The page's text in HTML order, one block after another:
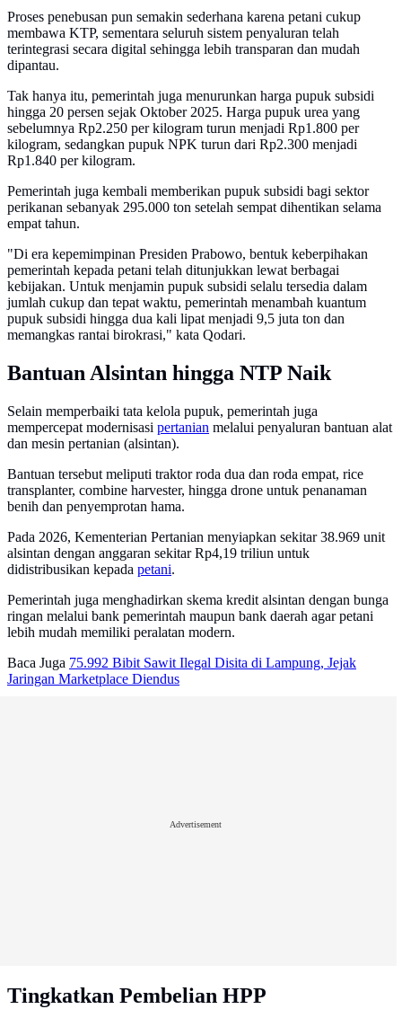
Proses penebusan pun semakin sederhana karena petani cukup
membawa KTP, sementara seluruh sistem penyaluran telah
terintegrasi secara digital sehingga lebih transparan dan mudah
dipantau.
Tak hanya itu, pemerintah juga menurunkan harga pupuk subsidi
hingga 20 persen sejak Oktober 2025. Harga pupuk urea yang
sebelumnya Rp2.250 per kilogram turun menjadi Rp1.800 per
kilogram, sedangkan pupuk NPK turun dari Rp2.300 menjadi
Rp1.840 per kilogram.
Pemerintah juga kembali memberikan pupuk subsidi bagi sektor
perikanan sebanyak 295.000 ton setelah sempat dihentikan selama
empat tahun.
"Di era kepemimpinan Presiden Prabowo, bentuk keberpihakan
pemerintah kepada petani telah ditunjukkan lewat berbagai
kebijakan. Untuk menjamin pupuk subsidi selalu tersedia dalam
jumlah cukup dan tepat waktu, pemerintah menambah kuantum
pupuk subsidi hingga dua kali lipat menjadi 9,5 juta ton dan
memangkas rantai birokrasi," kata Qodari.
Bantuan Alsintan hingga NTP Naik
Selain memperbaiki tata kelola pupuk, pemerintah juga
mempercepat modernisasi pertanian melalui penyaluran bantuan alat
dan mesin pertanian (alsintan).
Bantuan tersebut meliputi traktor roda dua dan roda empat, rice
transplanter, combine harvester, hingga drone untuk penanaman
benih dan penyemprotan hama.
Pada 2026, Kementerian Pertanian menyiapkan sekitar 38.969 unit
alsintan dengan anggaran sekitar Rp4,19 triliun untuk
didistribusikan kepada petani.
Pemerintah juga menghadirkan skema kredit alsintan dengan bunga
ringan melalui bank pemerintah maupun bank daerah agar petani
lebih mudah memiliki peralatan modern.
Baca Juga 75.992 Bibit Sawit Ilegal Disita di Lampung, Jejak
Jaringan Marketplace Diendus
Advertisement
Tingkatkan Pembelian HPP